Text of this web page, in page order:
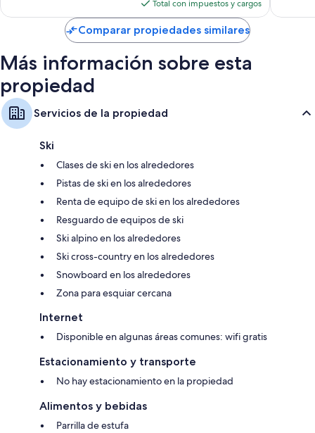
es
de
$148
Total con impuestos y cargos
Comparar propiedades similares
Más información sobre esta
propiedad
Servicios de la propiedad
Ski
Clases de ski en los alrededores
Pistas de ski en los alrededores
Renta de equipo de ski en los alrededores
Resguardo de equipos de ski
Ski alpino en los alrededores
Ski cross-country en los alrededores
Snowboard en los alrededores
Zona para esquiar cercana
Internet
Disponible en algunas áreas comunes: wifi gratis
Estacionamiento y transporte
No hay estacionamiento en la propiedad
Alimentos y bebidas
Parrilla de estufa